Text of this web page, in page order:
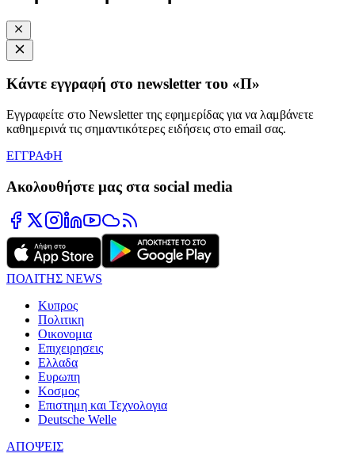
Κάντε εγγραφή στο newsletter του «Π»
Εγγραφείτε στο Newsletter της εφημερίδας για να λαμβάνετε
καθημερινά τις σημαντικότερες ειδήσεις στο email σας.
ΕΓΓΡΑΦΗ
Ακολουθήστε μας στα social media
ΠΟΛΙΤΗΣ NEWS
Κυπρος
Πολιτικη
Οικονομια
Επιχειρησεις
Ελλαδα
Ευρωπη
Κοσμος
Επιστημη και Τεχνολογια
Deutsche Welle
ΑΠΟΨΕΙΣ